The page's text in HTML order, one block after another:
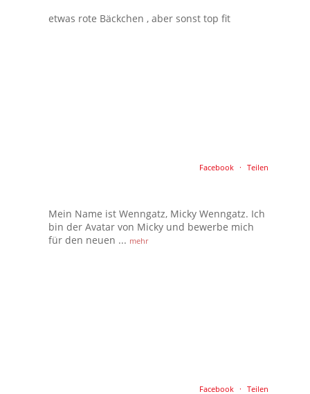
etwas rote Bäckchen , aber sonst top fit
Facebook · Teilen
Mein Name ist Wenngatz, Micky Wenngatz. Ich
bin der Avatar von Micky und bewerbe mich
für den neuen ... mehr
Facebook · Teilen